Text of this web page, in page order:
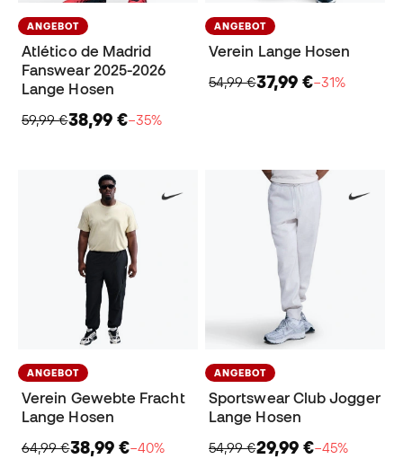
ANGEBOT
Atlético de Madrid
Fanswear 2025-2026
Lange Hosen
59,99 €38,99 €−35%
ANGEBOT
Verein Lange Hosen
54,99 €37,99 €−31%
ANGEBOT
Verein Gewebte Fracht
Lange Hosen
64,99 €38,99 €−40%
ANGEBOT
Sportswear Club Jogger
Lange Hosen
54,99 €29,99 €−45%